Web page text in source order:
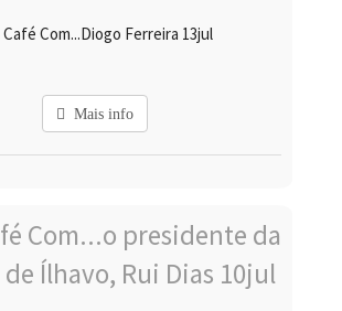
Café Com...Diogo Ferreira 13jul
Mais info